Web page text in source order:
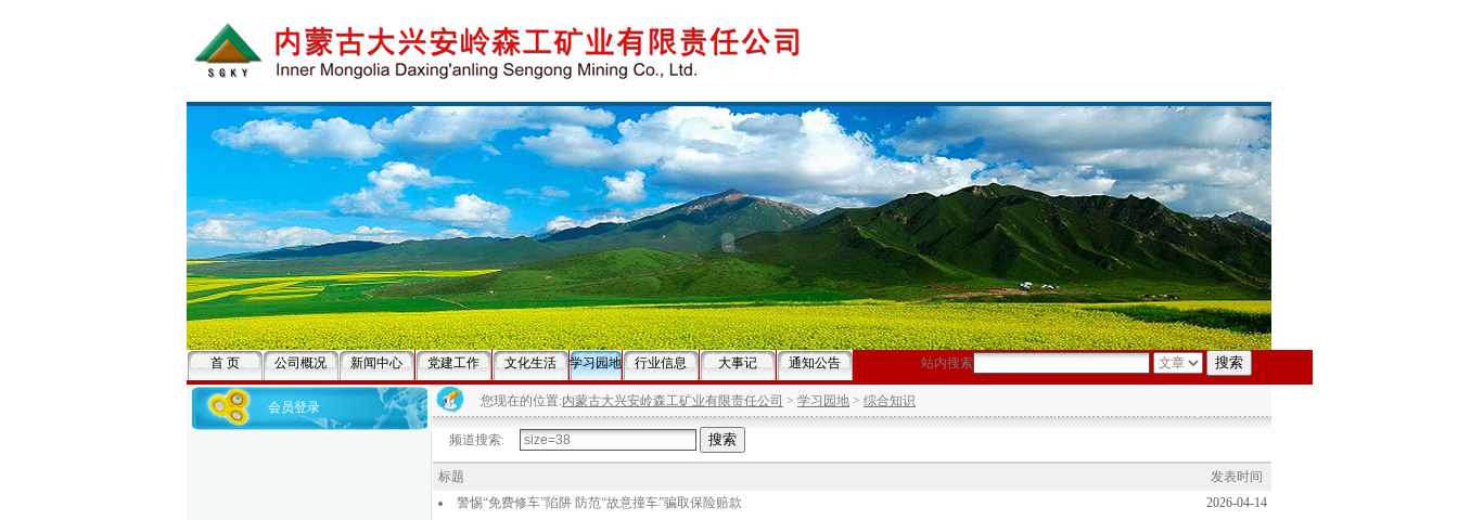
首 页 公司概况 新闻中心 党建工作 文化生活 学习园地 行业信息 大事记 通知公告 站内搜索
会员登录 您现在的位置:内蒙古大兴安岭森工矿业有限责任公司 > 学习园地 > 综合知识
频道搜索:
标题
发表时间
警惕“免费修车”陷阱 防范“故意撞车”骗取保险赔款
2026-04-14